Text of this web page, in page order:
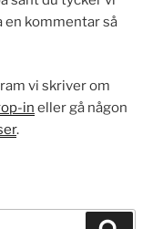
en kommentar så
vi skriver om
in eller gå någon
.